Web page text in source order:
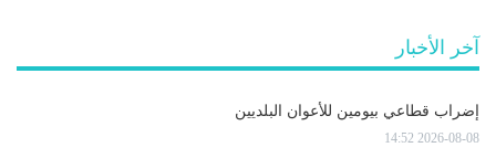
آخر الأخبار
إضراب قطاعي بيومين للأعوان البلديين
2026-08-08 14:52